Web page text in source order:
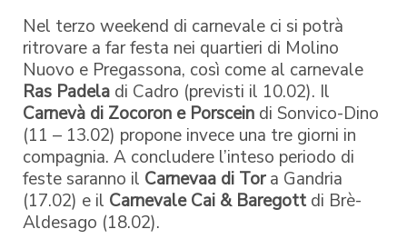
Nel terzo weekend di carnevale ci si potrà
ritrovare a far festa nei quartieri di Molino
Nuovo e Pregassona, così come al carnevale
Ras Padeladi Cadro (previsti il 10.02). Il
Carnevà di Zocoron e Porsceindi Sonvico-Dino
(11 – 13.02) propone invece una tre giorni in
compagnia. A concludere l’inteso periodo di
feste saranno il Carnevaa di Tora Gandria
(17.02) e il Carnevale Cai & Baregottdi Brè-
Aldesago (18.02).